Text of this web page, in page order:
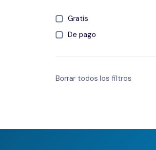
Gratis
De pago
Borrar todos los filtros